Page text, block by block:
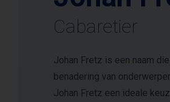
Cabaretier
Johan Fretz is een naam
benadering van
Johan Fretz een ideale